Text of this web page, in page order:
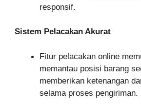
responsif.
Sistem Pelacakan Akurat
Fitur pelacakan online
memantau posisi barang
memberikan ketenangan
selama proses pengiriman.